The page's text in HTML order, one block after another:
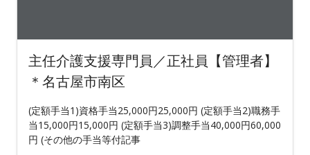
主任介護支援専門員／正社員【管理者】
＊名古屋市南区
(定額手当1)資格手当25,000円25,000円 (定額手当2)職務手
当15,000円15,000円 (定額手当3)調整手当40,000円60,000
円 (その他の手当等付記事